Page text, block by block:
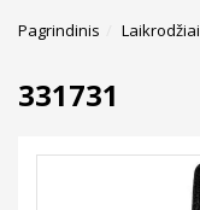
Pagrindinis Laikrodžiai
331731